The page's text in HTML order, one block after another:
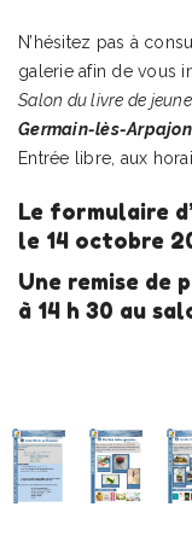
N’hésitez pas à
galerie afin de vous
Salon du livre de
Germain-lès-
Entrée libre, aux
Le formulaire
le 14 octobre
Une remise de
à 14 h 30 au